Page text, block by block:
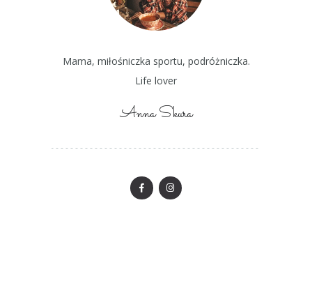
Mama, miłośniczka sportu, podróżniczka.
Life lover
Anna Skura